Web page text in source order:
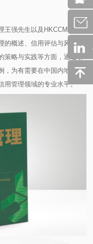
王强先生以及HKCCMA协会
概述、信用评估与风险控
略与实践等方面，通过引
，为有需要在中国内地从事
用管理领域的专业水平。